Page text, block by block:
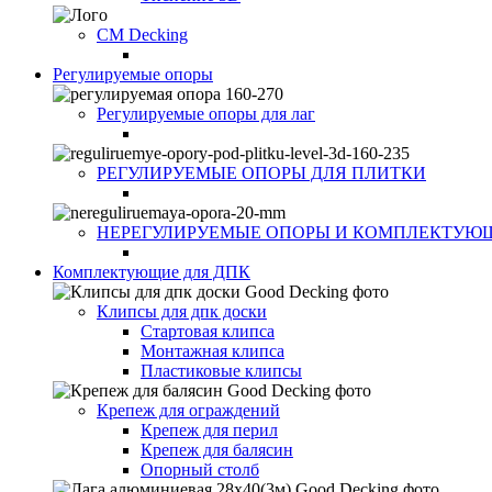
CM Decking
Регулируемые опоры
Регулируемые опоры для лаг
РЕГУЛИРУЕМЫЕ ОПОРЫ ДЛЯ ПЛИТКИ
НЕРЕГУЛИРУЕМЫЕ ОПОРЫ И
Комплектующие для ДПК
Клипсы для дпк доски
Стартовая клипса
Монтажная клипса
Пластиковые клипсы
Крепеж для ограждений
Крепеж для перил
Крепеж для балясин
Опорный столб